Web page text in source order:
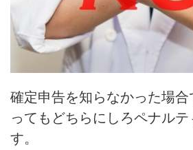
確定申告を知らなかった場
ってもどちらにしろペナルテ
す。